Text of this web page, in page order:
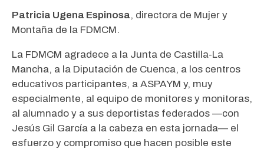
Patricia Ugena Espinosa, directora de Mujer y
Montaña de la FDMCM.
La FDMCM agradece a la Junta de Castilla-La
Mancha, a la Diputación de Cuenca, a los centros
educativos participantes, a ASPAYM y, muy
especialmente, al equipo de monitores y monitoras,
al alumnado y a sus deportistas federados —con
Jesús Gil García a la cabeza en esta jornada— el
esfuerzo y compromiso que hacen posible este